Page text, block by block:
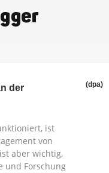
der
(dpa)
ist
von
aber wichtig,
und Forschung